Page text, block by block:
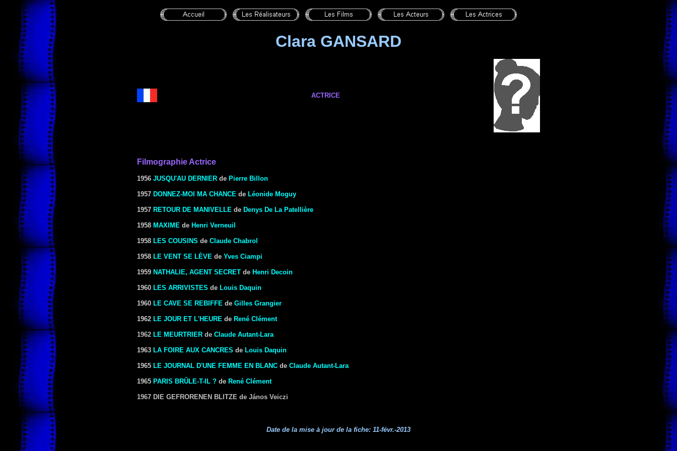
Clara GANSARD
ACTRICE
Filmographie Actrice
1956 JUSQU'AU DERNIER de Pierre Billon
1957 DONNEZ-MOI MA CHANCE de Léonide Moguy
1957 RETOUR DE MANIVELLE de Denys De La Patellière
1958 MAXIME de Henri Verneuil
1958 LES COUSINS de Claude Chabrol
1958 LE VENT SE LÈVE de Yves Ciampi
1959 NATHALIE, AGENT SECRET de Henri Decoin
1960 LES ARRIVISTES de Louis Daquin
1960 LE CAVE SE REBIFFE de Gilles Grangier
1962 LE JOUR ET L'HEURE de René Clément
1962 LE MEURTRIER de Claude Autant-Lara
1963 LA FOIRE AUX CANCRES de Louis Daquin
1965 LE JOURNAL D'UNE FEMME EN BLANC de Claude Autant-Lara
1965 PARIS BRÛLE-T-IL ? de René Clément
1967 DIE GEFRORENEN BLITZE de János Veiczi
Date de la mise à jour de la fiche: 11-févr.-2013